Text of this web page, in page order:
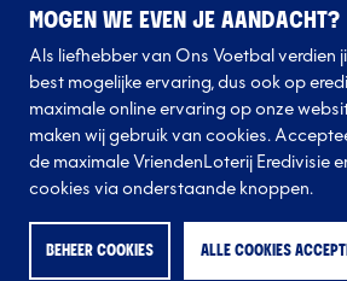
Volg onze clubs
MOGEN WE EVEN JE AANDACHT?
Als liefhebber van Ons Voetbal verdien
best mogelijke ervaring, dus ook op
maximale online ervaring op onze
maken wij gebruik van cookies.
de maximale VriendenLoterij Eredivisie
cookies via onderstaande knoppen.
BEHEER COOKIES ALLE COOKIES